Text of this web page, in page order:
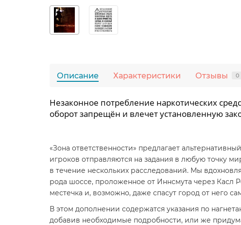
Описание Характеристики Отзывы 0
Незаконное потребление наркотических
оборот запрещён и влечет установленную
«Зона ответственности» предлагает
игроков отправляются на задания в любую точку
в течение нескольких расследований. Мы
рода шоссе, проложенное от Иннсмута через Касл
местечка и, возможно, даже спасут город от него
В этом дополнении содержатся указания по
добавив необходимые подробности, или же